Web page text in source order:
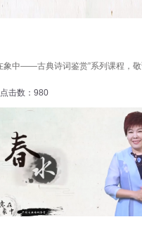
象中——古典诗词鉴赏”系列课程，敬
点击数：980